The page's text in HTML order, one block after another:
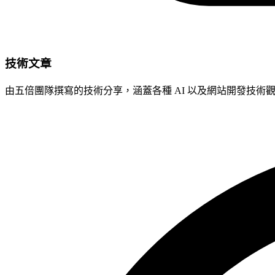
技術文章
由五倍團隊撰寫的技術分享，涵蓋各種 AI 以及網站開發技術